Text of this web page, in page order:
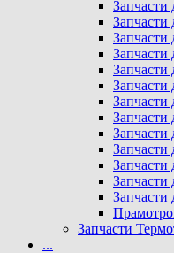
Запчасти
Запчасти
Запчасти
Запчасти
Запчасти
...